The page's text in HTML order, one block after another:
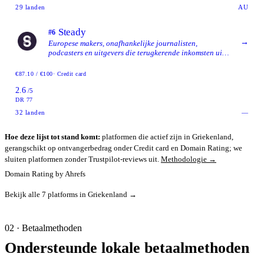
29 landen AU
#6 Steady
Europese makers, onafhankelijke journalisten,
podcasters en uitgevers die terugkerende inkomsten uit
donatiecampagnes.
€87.10 / €100· Credit card
2.6 /5
DR 77
32 landen —
→
Hoe deze lijst tot stand komt: platformen die actief zijn in Griekenland,
gerangschikt op ontvangerbedrag onder Credit card en Domain Rating; we
sluiten platformen zonder Trustpilot-reviews uit. Methodologie →
Domain Rating by Ahrefs
Bekijk alle 7 platforms in Griekenland →
02 · Betaalmethoden
Ondersteunde lokale betaalmethoden